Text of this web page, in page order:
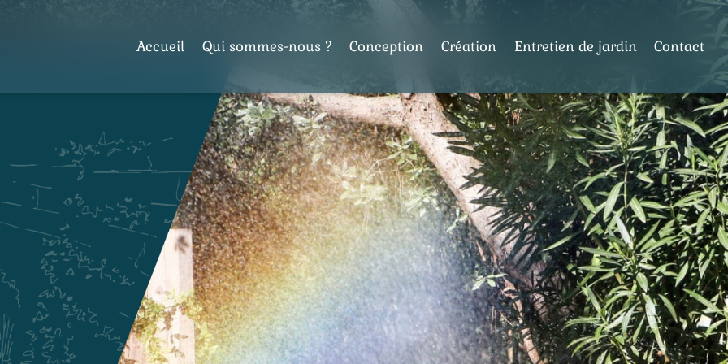
Accueil Qui sommes-nous ? Conception Création Entretien de jardin Contact